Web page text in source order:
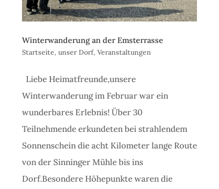
Winterwanderung an der Emsterrasse
Startseite, unser Dorf, Veranstaltungen
Liebe Heimatfreunde,unsere
Winterwanderung im Februar war ein
wunderbares Erlebnis! Über 30
Teilnehmende erkundeten bei strahlendem
Sonnenschein die acht Kilometer lange Route
von der Sinninger Mühle bis ins
Dorf.Besondere Höhepunkte waren die